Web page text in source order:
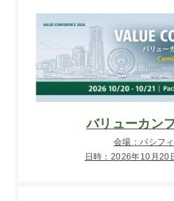
バリューカン
会場：パシフ
日時：2026年10月20